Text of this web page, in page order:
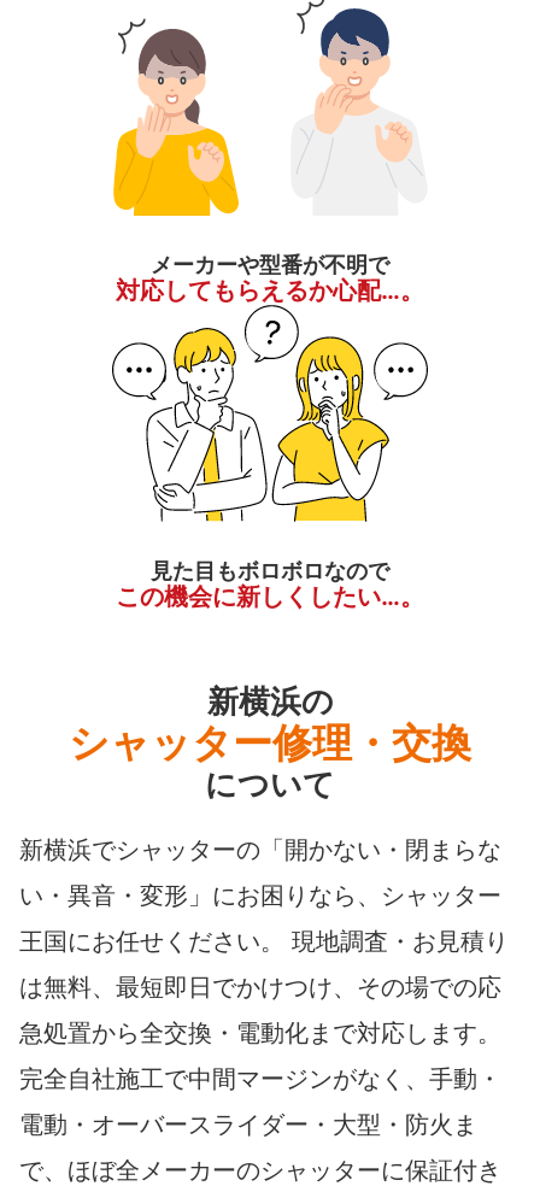
メーカーや型番が不明で
対応してもらえるか心配…。
見た目もボロボロなので
この機会に新しくしたい…。
新横浜の
シャッター修理・交換
について
新横浜でシャッターの「開かない・閉まらな
い・異音・変形」にお困りなら、シャッター
王国にお任せください。 現地調査・お見積り
は無料、最短即日でかけつけ、その場での応
急処置から全交換・電動化まで対応します。
完全自社施工で中間マージンがなく、手動・
電動・オーバースライダー・大型・防火ま
で、ほぼ全メーカーのシャッターに保証付き